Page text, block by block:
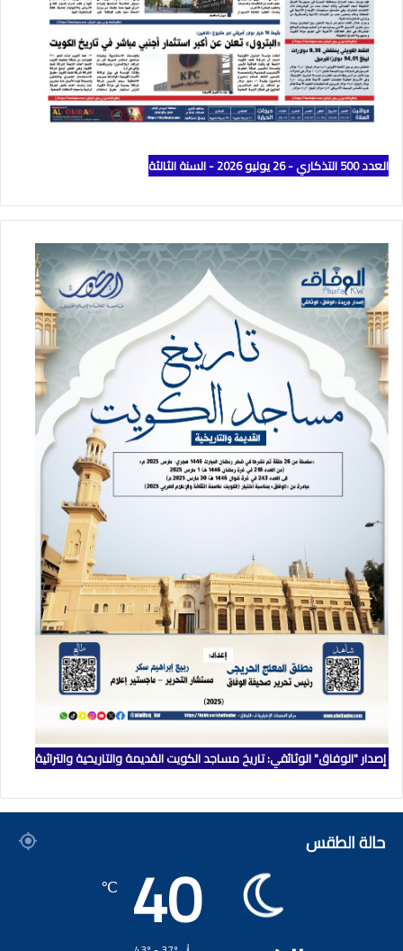
العدد 500 التذكاري - 26 يوليو 2026 - السنة الثالثة
إصدار "الوفاق" الوثائقي: تاريخ مساجد الكويت القديمة والتاريخية والتراثية
حالة الطقس 40
℃